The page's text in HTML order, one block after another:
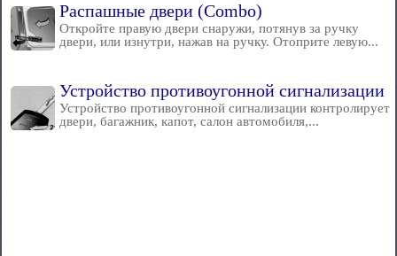
Распашные двери (Combo)
Откройте правую двери снаружи, потянув за ручку
двери, или изнутри, нажав на ручку. Отоприте левую...
Устройство противоугонной сигнализации
Устройство противоугонной сигнализации контролирует
двери, багажник, капот, салон автомобиля,...